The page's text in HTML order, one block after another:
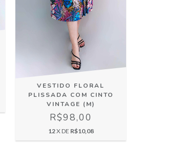
VESTIDO FLORAL
PLISSADA COM CINTO
VINTAGE (M)
R$98,00
12X DE R$10,08